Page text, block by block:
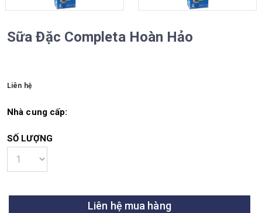
Sữa Đặc Completa Hoàn Hảo
Liên hệ
Nhà cung cấp:
SỐ LƯỢNG
Liên hệ mua hàng